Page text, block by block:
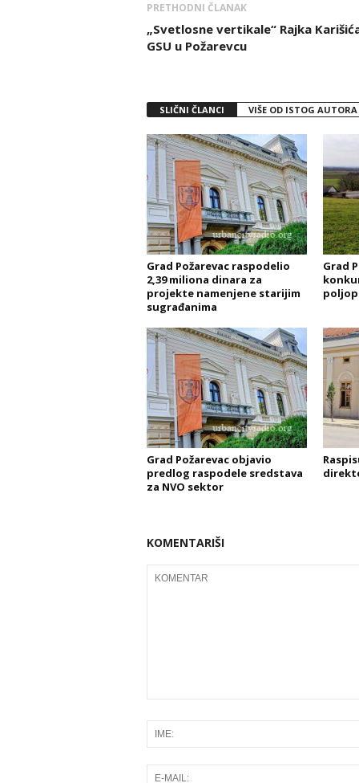
PRETHODNI ČLANAK
„Svetlosne vertikale“ Rajka
GSU u Požarevcu
SLIČNI ČLANCI VIŠE OD ISTOG AUTORA
Grad Požarevac raspodelio
2,39 miliona dinara za
projekte namenjene starijim
sugrađanima
Grad
Grad Požarevac objavio
predlog raspodele sredstava
za NVO sektor
KOMENTARIŠI